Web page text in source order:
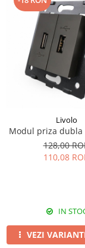
Livolo
Modul priza dubla
128,00
110,08
IN
VEZI